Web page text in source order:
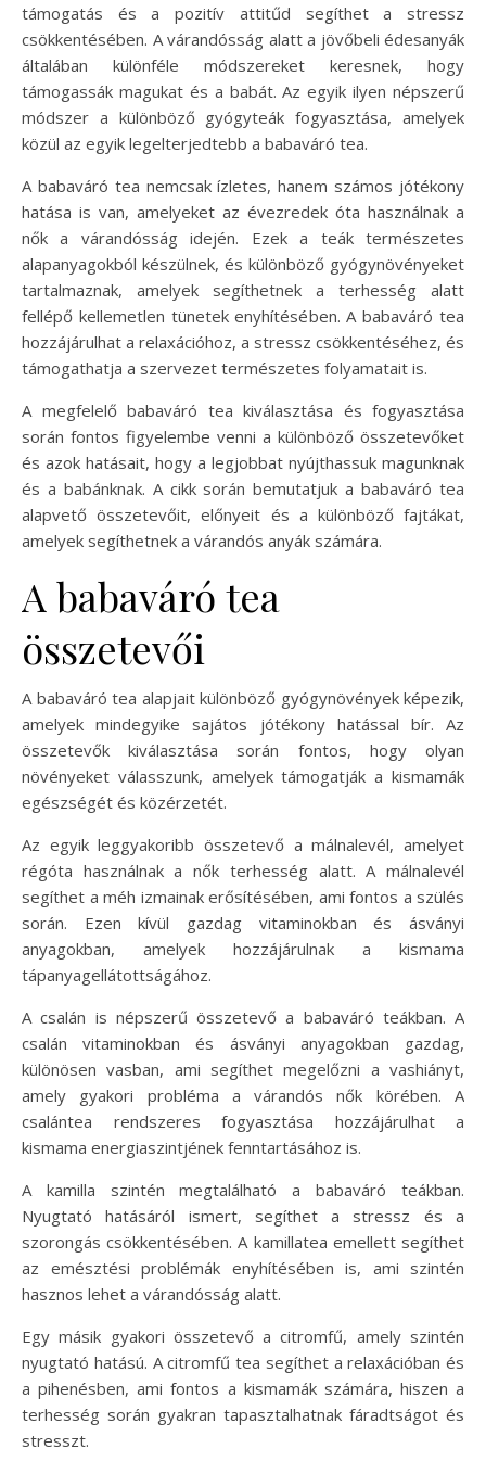
támogatás és a pozitív attitűd segíthet a stressz
csökkentésében. A várandósság alatt a jövőbeli édesanyák
általában különféle módszereket keresnek, hogy
támogassák magukat és a babát. Az egyik ilyen népszerű
módszer a különböző gyógyteák fogyasztása, amelyek
közül az egyik legelterjedtebb a babaváró tea.
A babaváró tea nemcsak ízletes, hanem számos jótékony
hatása is van, amelyeket az évezredek óta használnak a
nők a várandósság idején. Ezek a teák természetes
alapanyagokból készülnek, és különböző gyógynövényeket
tartalmaznak, amelyek segíthetnek a terhesség alatt
fellépő kellemetlen tünetek enyhítésében. A babaváró tea
hozzájárulhat a relaxációhoz, a stressz csökkentéséhez, és
támogathatja a szervezet természetes folyamatait is.
A megfelelő babaváró tea kiválasztása és fogyasztása
során fontos figyelembe venni a különböző összetevőket
és azok hatásait, hogy a legjobbat nyújthassuk magunknak
és a babánknak. A cikk során bemutatjuk a babaváró tea
alapvető összetevőit, előnyeit és a különböző fajtákat,
amelyek segíthetnek a várandós anyák számára.
A babaváró tea
összetevői
A babaváró tea alapjait különböző gyógynövények képezik,
amelyek mindegyike sajátos jótékony hatással bír. Az
összetevők kiválasztása során fontos, hogy olyan
növényeket válasszunk, amelyek támogatják a kismamák
egészségét és közérzetét.
Az egyik leggyakoribb összetevő a málnalevél, amelyet
régóta használnak a nők terhesség alatt. A málnalevél
segíthet a méh izmainak erősítésében, ami fontos a szülés
során. Ezen kívül gazdag vitaminokban és ásványi
anyagokban, amelyek hozzájárulnak a kismama
tápanyagellátottságához.
A csalán is népszerű összetevő a babaváró teákban. A
csalán vitaminokban és ásványi anyagokban gazdag,
különösen vasban, ami segíthet megelőzni a vashiányt,
amely gyakori probléma a várandós nők körében. A
csalántea rendszeres fogyasztása hozzájárulhat a
kismama energiaszintjének fenntartásához is.
A kamilla szintén megtalálható a babaváró teákban.
Nyugtató hatásáról ismert, segíthet a stressz és a
szorongás csökkentésében. A kamillatea emellett segíthet
az emésztési problémák enyhítésében is, ami szintén
hasznos lehet a várandósság alatt.
Egy másik gyakori összetevő a citromfű, amely szintén
nyugtató hatású. A citromfű tea segíthet a relaxációban és
a pihenésben, ami fontos a kismamák számára, hiszen a
terhesség során gyakran tapasztalhatnak fáradtságot és
stresszt.